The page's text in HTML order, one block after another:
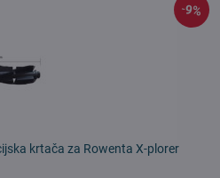
9%
krtača za Rowenta X-plorer